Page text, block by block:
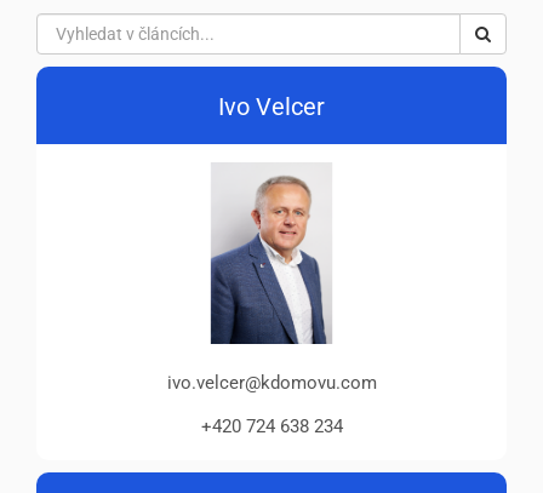
Ivo Velcer
ivo.velcer@kdomovu.com
+420 724 638 234